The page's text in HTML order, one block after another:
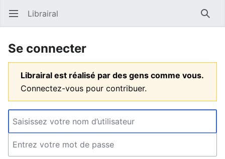
Ouvrir le menu principal Librairal
Se connecter
Librairal est réalisé par des gens comme vous.
Connectez-vous pour contribuer.